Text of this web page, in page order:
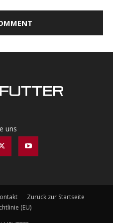
uns
Zurück zur Startseite
(EU)